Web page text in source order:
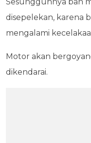
disepelekan, karena
mengalami
Motor akan
dikendarai.